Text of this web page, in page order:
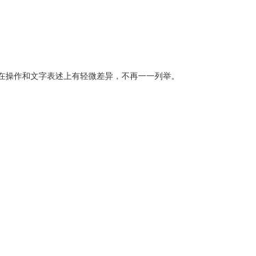
作和文字表述上有轻微差异，不再一一列举。